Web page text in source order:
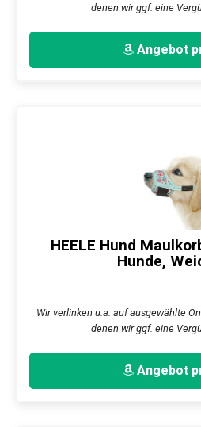
denen wir ggf. eine
Angebot
HEELE Hund
Hunde,
Wir verlinken u.a. auf ausgewählte
denen wir ggf. eine
Angebot